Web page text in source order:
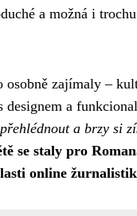
a možná i
zajímaly –
a
a brzy si
se staly pro
online